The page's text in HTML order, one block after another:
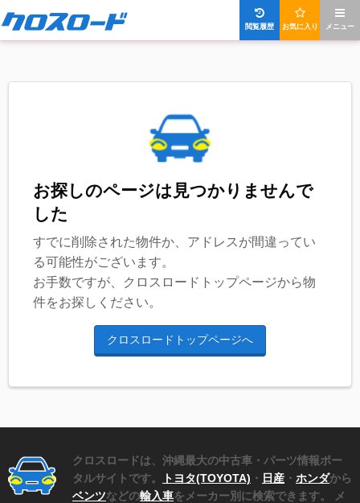
メニュー
お気に入り
閲覧履歴
お探しのページは見つかりませんで
した
すでに削除された物件か、アドレスが間違ってい
る可能性がございます。
お手数ですが、クロスロードトップページから物
件をお探しください。
クロスロードトップページへ
クロスロードは、沖縄最大の中古車・パーツ情報ポー
タルサイトです。
トヨタ(TOYOTA) ・ 日産 ・ ホンダから
ベンツなどの輸入車をメーカー別に検索できます。 メ